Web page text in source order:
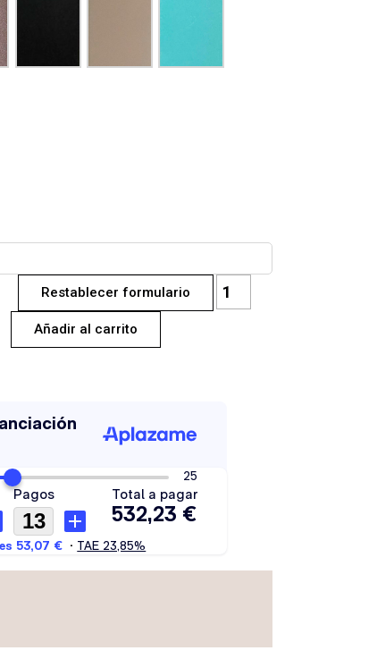
Restablecer formulario
U
Mesa
Añadir al carrito